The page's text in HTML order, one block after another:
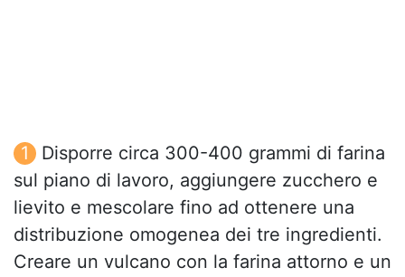
Disporre circa 300-400 grammi di farina
sul piano di lavoro, aggiungere zucchero e
lievito e mescolare fino ad ottenere una
distribuzione omogenea dei tre ingredienti.
Creare un vulcano con la farina attorno e un